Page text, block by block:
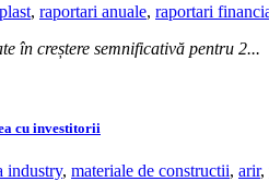
, raportari anuale, raportari
în creștere semnificativă pentru 2...
cu investitorii
industry, materiale de constructii, arir,